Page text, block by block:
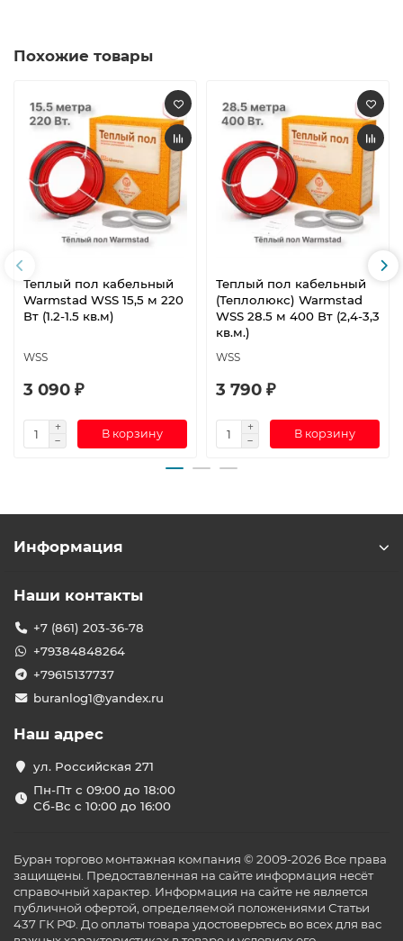
Похожие товары
Теплый пол кабельный
Warmstad WSS 15,5 м 220
Вт (1.2-1.5 кв.м)
WSS
3 090 ₽
В корзину
Теплый пол кабельный
(Теплолюкс) Warmstad
WSS 28.5 м 400 Вт (2,4-3,3
кв.м.)
WSS
3 790 ₽
В корзину
Информация
Наши контакты
+7 (861) 203-36-78
+79384848264
+79615137737
buranlog1@yandex.ru
Наш адрес
ул. Российская 271
Пн-Пт с 09:00 до 18:00
Сб-Вс с 10:00 до 16:00
Буран торгово монтажная компания © 2009-2026 Все права
защищены. Предоставленная на сайте информация несёт
справочный характер. Информация на сайте не является
публичной офертой, определяемой положениями Статьи
437 ГК РФ. До оплаты товара удостоверьтесь во всех для вас